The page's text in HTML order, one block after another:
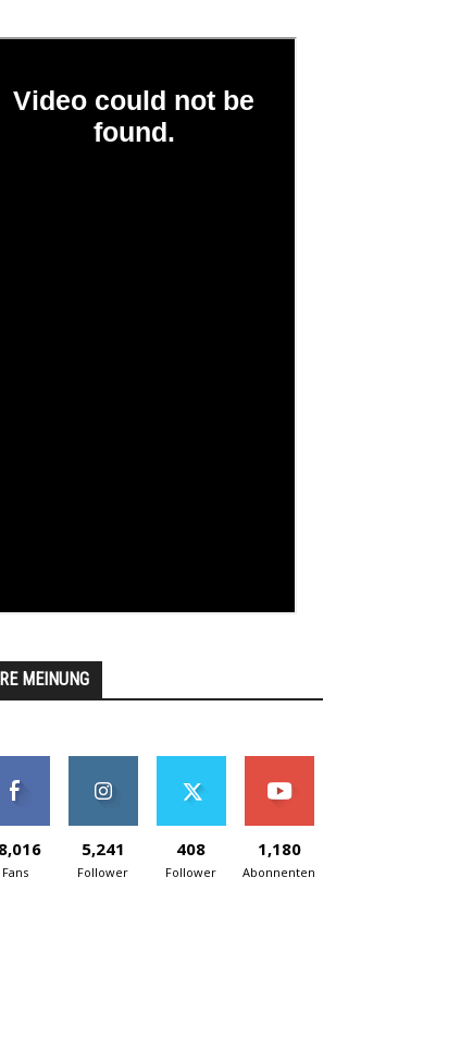
MEINUNG
Fans
5,241
Follower
408
Follower
1,180
Abonnenten